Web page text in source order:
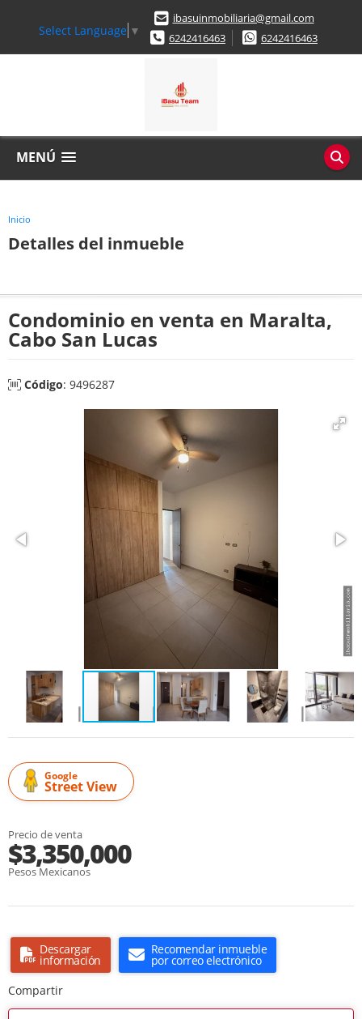
Select Language ▼
ibasuinmobiliaria@gmail.com
6242416463
6242416463
MENÚ
Inicio
Detalles del inmueble
Condominio en venta en Maralta,
Cabo San Lucas
Código: 9496287
Google
Street View
Precio de venta
$3,350,000
Pesos Mexicanos
Descargar
información
Recomendar inmueble
por correo electrónico
Compartir